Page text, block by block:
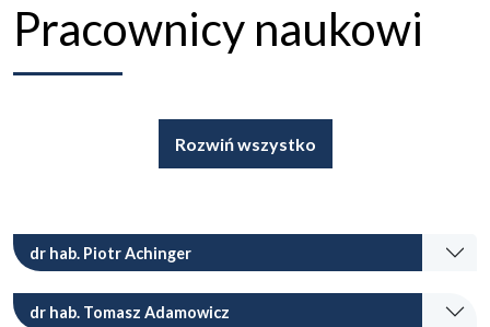
Pracownicy naukowi
Rozwiń wszystko
dr hab. Piotr Achinger
dr hab. Tomasz Adamowicz